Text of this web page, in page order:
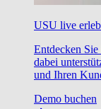
USU live
Entdecken
dabei
und Ihren
Demo buchen